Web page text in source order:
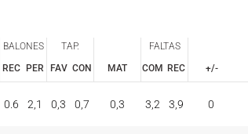
BALONES
TAP.
MAT
FALTAS
+/-
REC PER FAV CON COM REC
MAT
0.6 2,1 0,3 0,7 0,3 3,2 3,9 0